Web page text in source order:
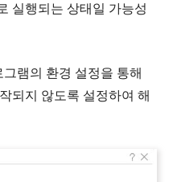
실행되는 상태일 가능성
그램의 환경 설정을 통해
되지 않도록 설정하여 해